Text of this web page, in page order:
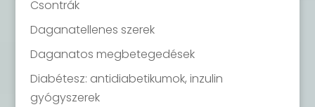
Csontrák
Daganatellenes szerek
Daganatos megbetegedések
Diabétesz: antidiabetikumok, inzulin
gyógyszerek